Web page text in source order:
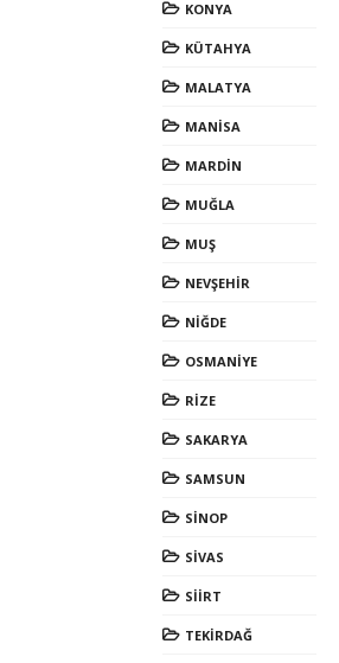
KONYA
KÜTAHYA
MALATYA
MANİSA
MARDİN
MUĞLA
MUŞ
NEVŞEHİR
NİĞDE
OSMANİYE
RİZE
SAKARYA
SAMSUN
SİNOP
SİVAS
SİİRT
TEKİRDAĞ